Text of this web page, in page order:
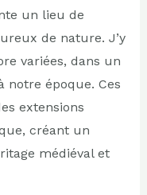
un lieu de
de nature. J’y
variées, dans un
notre époque. Ces
extensions
créant un
médiéval et